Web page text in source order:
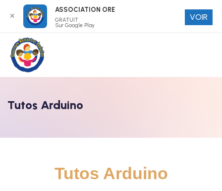
Tutos Arduino
Tutos Arduino
✕
ASSOCIATION ORE
GRATUIT
Sur Google Play
VOIR